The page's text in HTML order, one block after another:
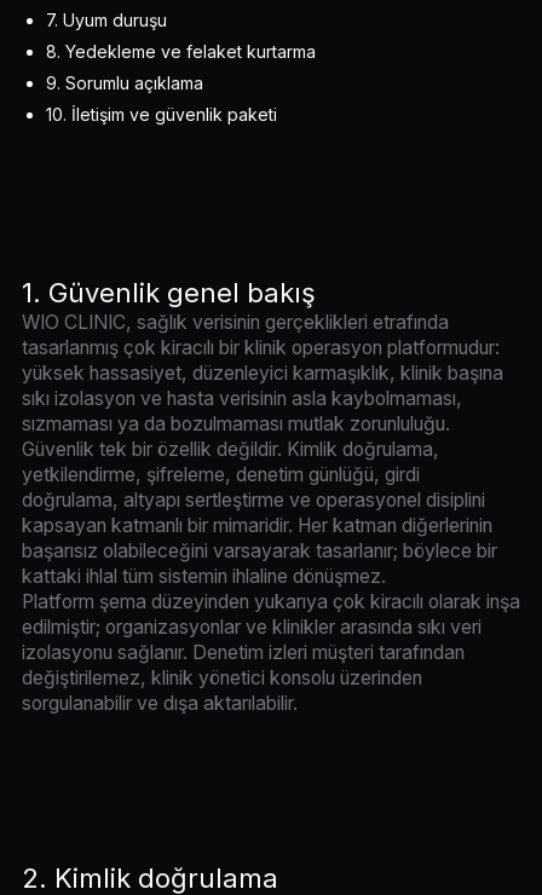
7. Uyum duruşu
8. Yedekleme ve felaket kurtarma
9. Sorumlu açıklama
10. İletişim ve güvenlik paketi
1. Güvenlik genel bakış
WIO CLINIC, sağlık verisinin gerçeklikleri etrafında
tasarlanmış çok kiracılı bir klinik operasyon platformudur:
yüksek hassasiyet, düzenleyici karmaşıklık, klinik başına
sıkı izolasyon ve hasta verisinin asla kaybolmaması,
sızmaması ya da bozulmaması mutlak zorunluluğu.
Güvenlik tek bir özellik değildir. Kimlik doğrulama,
yetkilendirme, şifreleme, denetim günlüğü, girdi
doğrulama, altyapı sertleştirme ve operasyonel disiplini
kapsayan katmanlı bir mimaridir. Her katman diğerlerinin
başarısız olabileceğini varsayarak tasarlanır; böylece bir
kattaki ihlal tüm sistemin ihlaline dönüşmez.
Platform şema düzeyinden yukarıya çok kiracılı olarak inşa
edilmiştir; organizasyonlar ve klinikler arasında sıkı veri
izolasyonu sağlanır. Denetim izleri müşteri tarafından
değiştirilemez, klinik yönetici konsolu üzerinden
sorgulanabilir ve dışa aktarılabilir.
2. Kimlik doğrulama